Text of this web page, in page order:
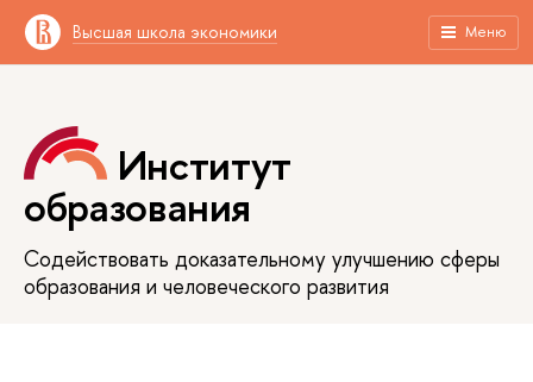
Высшая школа экономики Меню
Институт
образования
Содействовать доказательному улучшению сферы
образования и человеческого развития